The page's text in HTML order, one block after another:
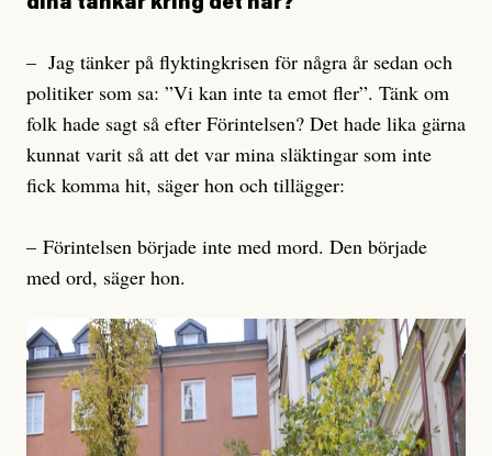
dina tankar kring det här?
– Jag tänker på flyktingkrisen för några år sedan och
politiker som sa: ”Vi kan inte ta emot fler”. Tänk om
folk hade sagt så efter Förintelsen? Det hade lika gärna
kunnat varit så att det var mina släktingar som inte
fick komma hit, säger hon och tillägger:
– Förintelsen började inte med mord. Den började
med ord, säger hon.